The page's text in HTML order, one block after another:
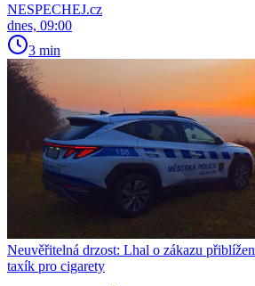
NESPECHEJ.cz
dnes, 09:00
3 min
Neuvěřitelná drzost: Lhal o zákazu
taxík pro cigarety